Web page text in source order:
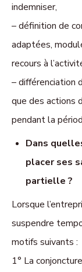
indemniser,
– définition de
adaptées,
recours à
– différenciation
que des actions
pendant la
Dans
placer ses
partielle ?
Lorsque
suspendre
motifs suivants :
1° La